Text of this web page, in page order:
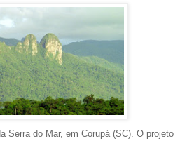
Serra do Mar, em Corupá (SC). O projeto